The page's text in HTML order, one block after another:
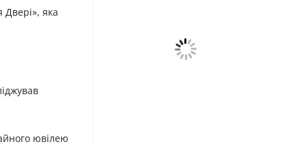
яка
ювілею
Декрет про відзначення
Великодня і всіх рухомих